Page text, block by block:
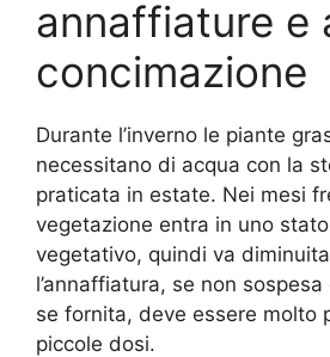
annaffiature e
concimazione
Durante l’inverno le piante
necessitano di acqua con la
praticata in estate. Nei mesi
vegetazione entra in uno
vegetativo, quindi va
l’annaffiatura, se non sospesa
se fornita, deve essere molto
piccole dosi.